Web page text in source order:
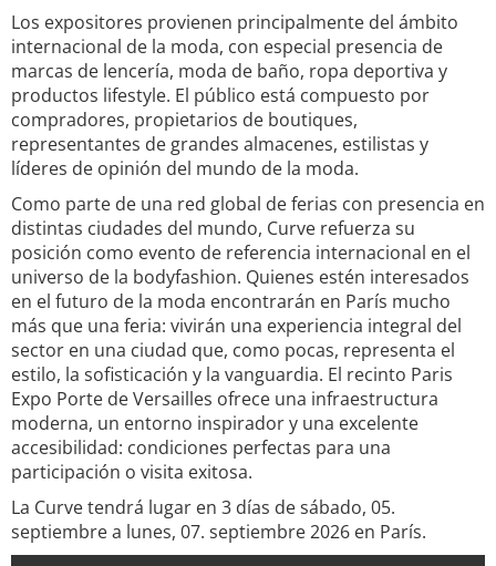
Los expositores provienen principalmente del ámbito
internacional de la moda, con especial presencia de
marcas de lencería, moda de baño, ropa deportiva y
productos lifestyle. El público está compuesto por
compradores, propietarios de boutiques,
representantes de grandes almacenes, estilistas y
líderes de opinión del mundo de la moda.
Como parte de una red global de ferias con presencia en
distintas ciudades del mundo, Curve refuerza su
posición como evento de referencia internacional en el
universo de la bodyfashion. Quienes estén interesados
en el futuro de la moda encontrarán en París mucho
más que una feria: vivirán una experiencia integral del
sector en una ciudad que, como pocas, representa el
estilo, la sofisticación y la vanguardia. El recinto Paris
Expo Porte de Versailles ofrece una infraestructura
moderna, un entorno inspirador y una excelente
accesibilidad: condiciones perfectas para una
participación o visita exitosa.
La Curve tendrá lugar en 3 días de sábado, 05.
septiembre a lunes, 07. septiembre 2026 en París.